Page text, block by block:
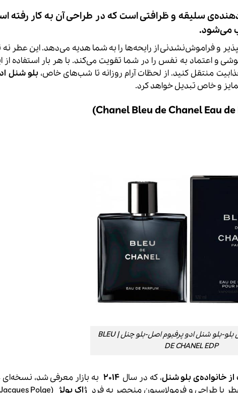
سلیقه و ظرافتی است که در طراحی آن به کار رفته
می‌شود.
و فراموش‌نشدنی از رایحه‌ها را به شما هدیه می‌دهد. این عطر نه
و اعتماد به نفس را در شما تقویت می‌کند. با هر بار استفاده از
منتقل کنید. از لحظات آرام روزانه تا شب‌های خاص،بلو شنل
و خاص تبدیل خواهد کرد.
عطر ادکلن شنل بلو-بلو شنل ادو پرفیوم اصل-بلو چنل | BLEU
DE CHANEL EDP
خانواده‌ی بلو شنل، که در سال ۲۰۱۴ به بازار معرفی شد،
با طراحی و فرمولاسیون منحصر به فرد ژاک پولژ